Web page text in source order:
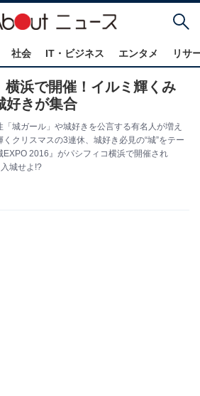
社会 IT・ビジネス エンタメ リサ
横浜で開催！イルミ輝くみ
好きが集合
城ガール」や城好きを公言する有名人が増え
クリスマスの3連休、城好き必見の“城”をテー
EXPO 2016』がパシフィコ横浜で開催され
城せよ!?